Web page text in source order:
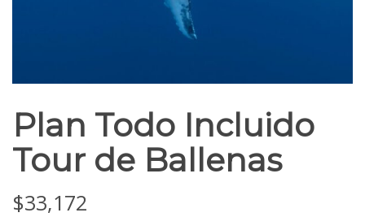
Plan Todo Incluido
Tour de Ballenas
$33,172